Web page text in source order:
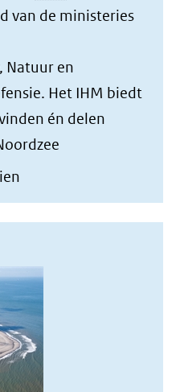
van de ministeries
Natuur en
Het IHM biedt
én delen
in
nieuw
(verwijst
naar
een
andere
website)